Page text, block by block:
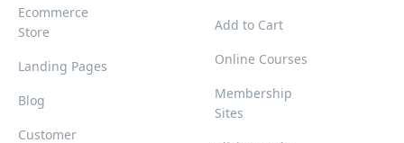
Ecommerce
Store
Landing Pages
Blog
Customer
Add to Cart
Online Courses
Membership
Sites